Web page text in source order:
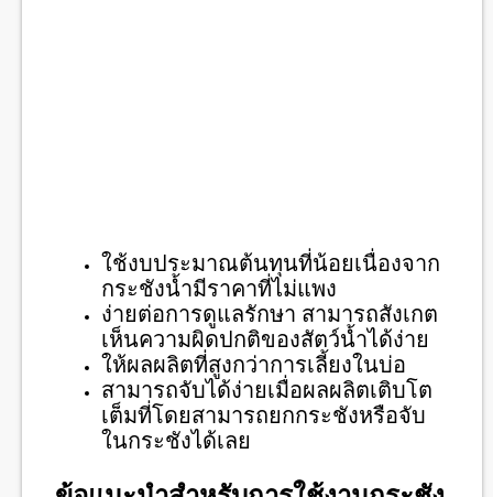
ใช้งบประมาณต้นทุนที่น้อยเนื่องจาก
กระชังน้ำมีราคาที่ไม่แพง
ง่ายต่อการดูแลรักษา สามารถสังเกต
เห็นความผิดปกติของสัตว์น้ำได้ง่าย
ให้ผลผลิตที่สูงกว่าการเลี้ยงในบ่อ
สามารถจับได้ง่ายเมื่อผลผลิตเติบโต
เต็มที่โดยสามารถยกกระชังหรือจับ
ในกระชังได้เลย